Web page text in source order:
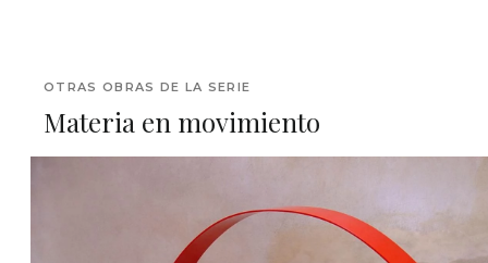
OTRAS OBRAS DE LA SERIE
Materia en movimiento